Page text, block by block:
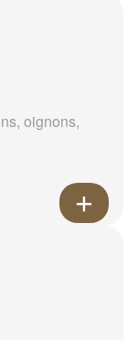
oignons,